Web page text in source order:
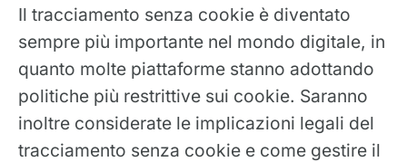
Il tracciamento senza cookie è diventato
sempre più importante nel mondo digitale, in
quanto molte piattaforme stanno adottando
politiche più restrittive sui cookie. Saranno
inoltre considerate le implicazioni legali del
tracciamento senza cookie e come gestire il